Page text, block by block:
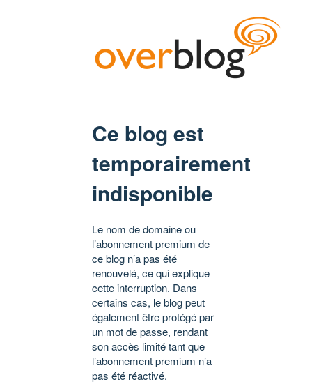
Ce blog est
temporairement
indisponible
Le nom de domaine ou
l’abonnement premium de
ce blog n’a pas été
renouvelé, ce qui explique
cette interruption. Dans
certains cas, le blog peut
également être protégé par
un mot de passe, rendant
son accès limité tant que
l’abonnement premium n’a
pas été réactivé.